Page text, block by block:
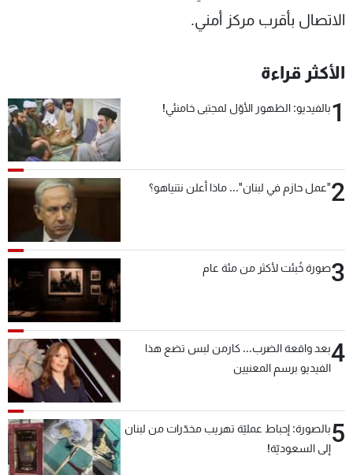
الاتصال بأقرب مركز أمني.
الأكثر قراءة
1بالفيديو: الظهور الأوّل لمجتبى خامنئي!
2"عمل حازم في لبنان"... ماذا أعلن نتنياهو؟
3صورة خُبئت لأكثر من مئة عام
4بعد واقعة الضرب... كارمن لبس تضع هذا
الفيديو برسم المعنيين
5بالصورة: إحباط عمليّة تهريب مخدّرات من لبنان
إلى السعوديّة!